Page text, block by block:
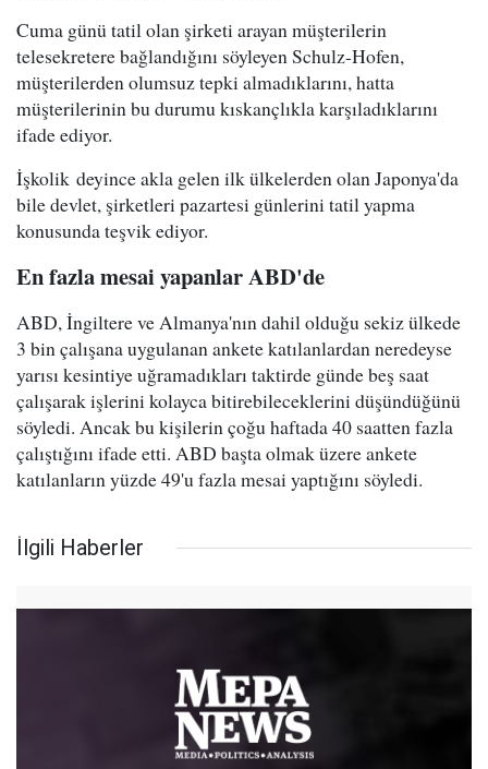
Cuma günü tatil olan şirketi arayan müşterilerin
telesekretere bağlandığını söyleyen Schulz-Hofen,
müşterilerden olumsuz tepki almadıklarını, hatta
müşterilerinin bu durumu kıskançlıkla karşıladıklarını
ifade ediyor.
İşkolik deyince akla gelen ilk ülkelerden olan Japonya'da
bile devlet, şirketleri pazartesi günlerini tatil yapma
konusunda teşvik ediyor.
En fazla mesai yapanlar ABD'de
ABD, İngiltere ve Almanya'nın dahil olduğu sekiz ülkede
3 bin çalışana uygulanan ankete katılanlardan neredeyse
yarısı kesintiye uğramadıkları taktirde günde beş saat
çalışarak işlerini kolayca bitirebileceklerini düşündüğünü
söyledi. Ancak bu kişilerin çoğu haftada 40 saatten fazla
çalıştığını ifade etti. ABD başta olmak üzere ankete
katılanların yüzde 49'u fazla mesai yaptığını söyledi.
İlgili Haberler